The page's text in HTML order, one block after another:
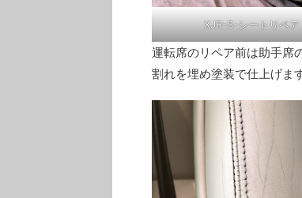
XJR-S-シートリペア
運転席のリペア前は助手席
割れを埋め塗装で仕上げます